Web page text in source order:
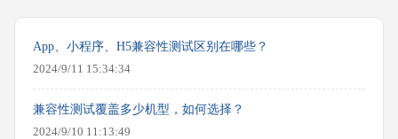
App、小程序、H5兼容性测试区别在哪些？
2024/9/11 15:34:34
兼容性测试覆盖多少机型，如何选择？
2024/9/10 11:13:49